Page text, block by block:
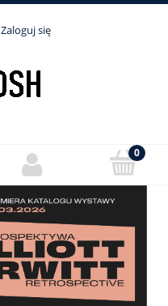
Zaloguj się